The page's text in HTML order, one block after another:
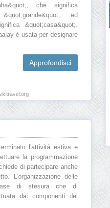
che significa
ed
&quot;casa&quot;.
è usata per designare
Approfondisci
l'attività estiva e
la programmazione
di partecipare anche
L'organizzazione delle
di stesura che di
dai componenti del